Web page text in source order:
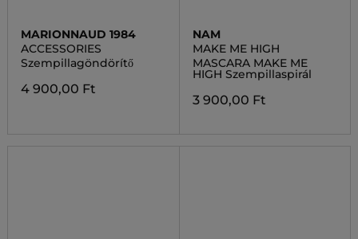
MARIONNAUD 1984
ACCESSORIES
Szempillagöndörítő
4 900,00 Ft
NAM
MAKE ME HIGH
MASCARA MAKE ME
HIGH Szempillaspirál
3 900,00 Ft